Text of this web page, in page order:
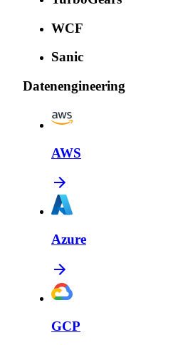
WCF
Sanic
Datenengineering
AWS
Azure
GCP